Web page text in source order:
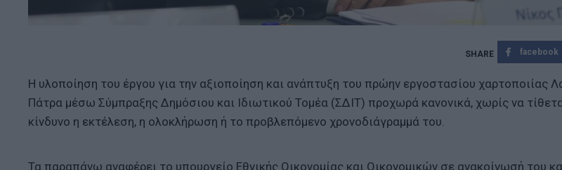
facebook
Η υλοποίηση του έργου για την αξιοποίηση και ανάπτυξη του πρώην εργοστασίου χαρτοποιίας
Πάτρα μέσω Σύμπραξης Δημόσιου και Ιδιωτικού Τομέα (ΣΔΙΤ) προχωρά κανονικά, χωρίς να
κίνδυνο η εκτέλεση, η ολοκλήρωση ή το προβλεπόμενο χρονοδιάγραμμά του.
Τα παραπάνω αναφέρει το υπουργείο Εθνικής Οικονομίας και Οικονομικών σε ανακοίνωσή του